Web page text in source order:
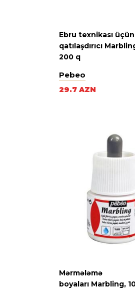
Ebru texnikası üçün
qatılaşdırıcı
200 q
Pebeo
29.7 AZN
Mərmələmə
boyaları Marbling,